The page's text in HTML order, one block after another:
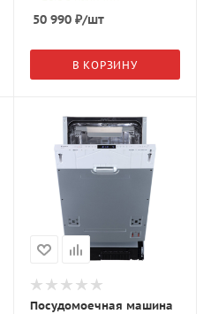
50 990₽/шт
В КОРЗИНУ
Посудомоечная машина